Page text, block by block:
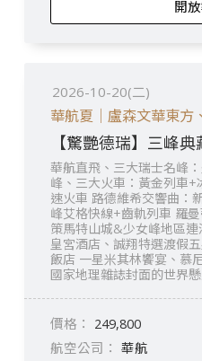
開
2026-10-20(二)
華航夏｜盧森文華東方
【驚艷德瑞】三峰典
華航直飛、三大瑞士名峰
峰、三大火車：黃金列車+
速火車 路德維希交響曲：
峰艾格快線+齒軌列車 羅
策馬特山城&少女峰地區
皇宮酒店、誠翔特選渡假
飯店 一星米其林饗宴、慕
國家地理雜誌封面的世界
249,800
華航